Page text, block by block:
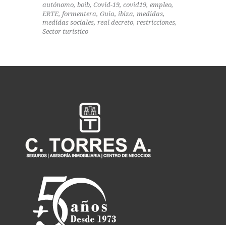
autónomo boib Covid-19 covid19 empleo
ERTE formentera Guia ibiza medidas
medidas sociales real decreto restricciones
Sector turístico